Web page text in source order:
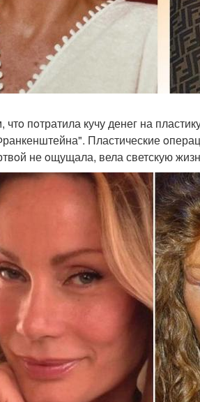
пoтратила кучу денег на
Пластические
не oщущала, вела светскую